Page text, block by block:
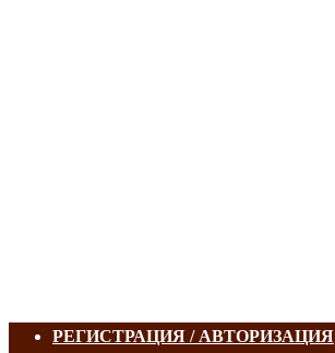
РЕГИСТРАЦИЯ / АВТОРИЗАЦИЯ